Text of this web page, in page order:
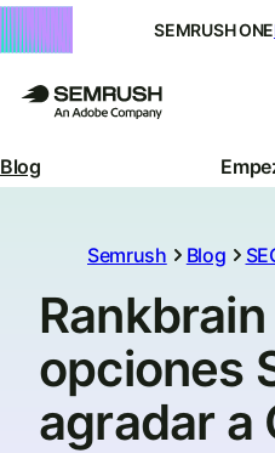
SEMRUSH ONE
Blog
Semrush Blog
opciones
agradar a